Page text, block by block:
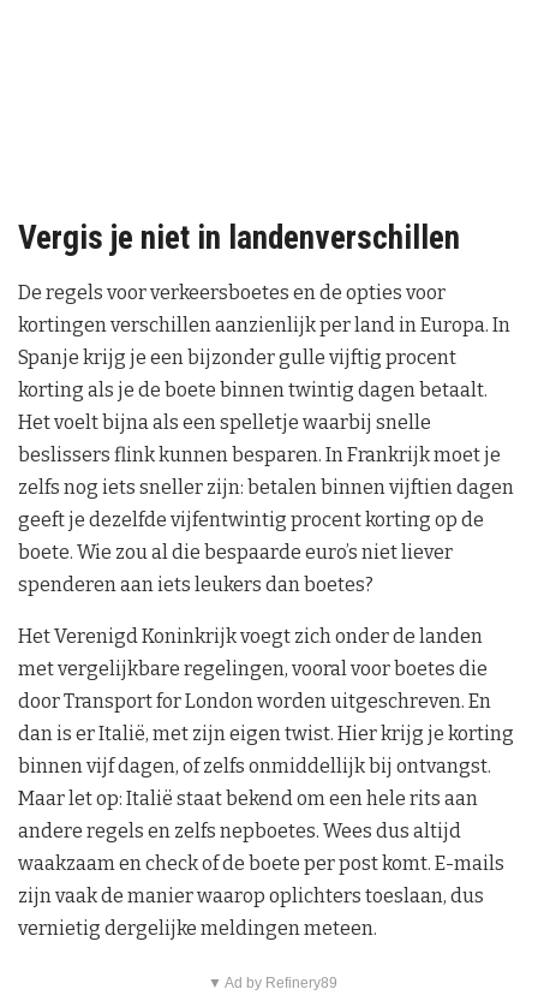
Vergis je niet in landenverschillen
De regels voor verkeersboetes en de opties voor
kortingen verschillen aanzienlijk per land in Europa. In
Spanje krijg je een bijzonder gulle vijftig procent
korting als je de boete binnen twintig dagen betaalt.
Het voelt bijna als een spelletje waarbij snelle
beslissers flink kunnen besparen. In Frankrijk moet je
zelfs nog iets sneller zijn: betalen binnen vijftien dagen
geeft je dezelfde vijfentwintig procent korting op de
boete. Wie zou al die bespaarde euro’s niet liever
spenderen aan iets leukers dan boetes?
Het Verenigd Koninkrijk voegt zich onder de landen
met vergelijkbare regelingen, vooral voor boetes die
door Transport for London worden uitgeschreven. En
dan is er Italië, met zijn eigen twist. Hier krijg je korting
binnen vijf dagen, of zelfs onmiddellijk bij ontvangst.
Maar let op: Italië staat bekend om een hele rits aan
andere regels en zelfs nepboetes. Wees dus altijd
waakzaam en check of de boete per post komt. E-mails
zijn vaak de manier waarop oplichters toeslaan, dus
vernietig dergelijke meldingen meteen.
▼ Ad by Refinery89